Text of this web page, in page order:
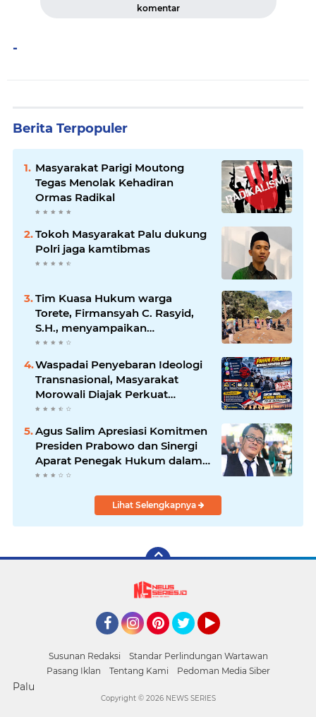
komentar
-
Berita Terpopuler
Masyarakat Parigi Moutong
Tegas Menolak Kehadiran
Ormas Radikal
Tokoh Masyarakat Palu dukung
Polri jaga kamtibmas
Tim Kuasa Hukum warga
Torete, Firmansyah C. Rasyid,
S.H., menyampaikan
permohonan maaf atas
kesalahpahaman yang
berkembang di ruang publik
Waspadai Penyebaran Ideologi
Transnasional, Masyarakat
Morowali Diajak Perkuat
Persatuan dan Wawasan
Kebangsaan
Agus Salim Apresiasi Komitmen
Presiden Prabowo dan Sinergi
Aparat Penegak Hukum dalam
Pemberantasan Korupsi
Lihat Selengkapnya
Susunan Redaksi
Standar Perlindungan Wartawan
Pasang Iklan
Tentang Kami Pedoman Media Siber
Palu
Copyright © 2026 NEWS SERIES